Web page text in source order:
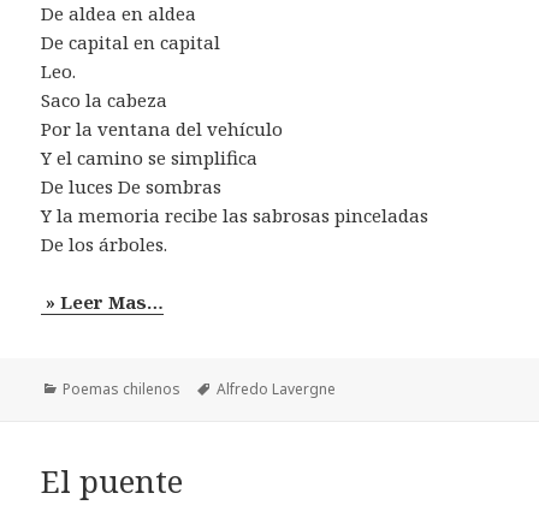
De aldea en aldea
De capital en capital
Leo.
Saco la cabeza
Por la ventana del vehículo
Y el camino se simplifica
De luces De sombras
Y la memoria recibe las sabrosas pinceladas
De los árboles.
» Leer Mas…
Categorías
Poemas chilenos Etiquetas
Alfredo Lavergne
El puente